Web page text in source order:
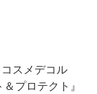
スメデコル
プロテクト』